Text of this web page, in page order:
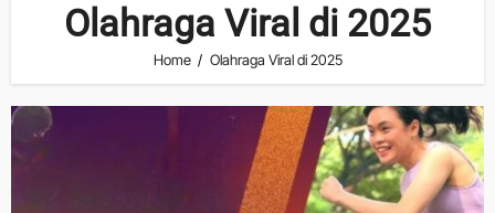
Olahraga Viral di 2025
Home Olahraga Viral di 2025